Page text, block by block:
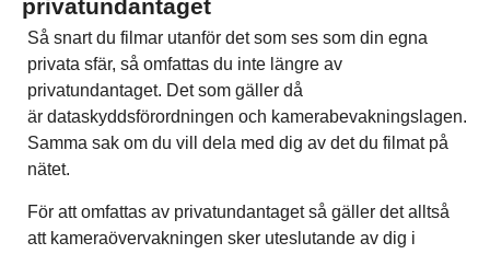
privatundantaget
Så snart du filmar utanför det som ses som din egna
privata sfär, så omfattas du inte längre av
privatundantaget. Det som gäller då
är dataskyddsförordningen och kamerabevakningslagen.
Samma sak om du vill dela med dig av det du filmat på
nätet.
För att omfattas av privatundantaget så gäller det alltså
att kameraövervakningen sker uteslutande av dig i